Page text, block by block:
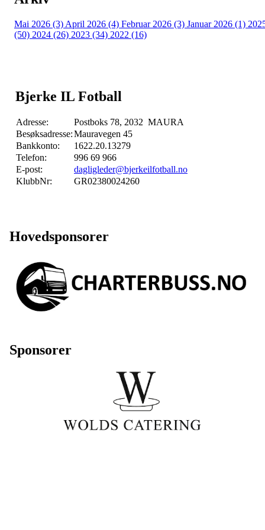
Mai 2026 (3) April 2026 (4) Februar 2026 (3) Januar 2026 (1)
(50) 2024 (26) 2023 (34) 2022 (16)
Bjerke IL Fotball
Adresse:
Postboks 78, 2032 MAURA
Besøksadresse:Mauravegen 45
Bankkonto:
1622.20.13279
Telefon:
996 69 966
E-post:
dagligleder@bjerkeilfotball.no
KlubbNr:
GR02380024260
Hovedsponsorer
Sponsorer